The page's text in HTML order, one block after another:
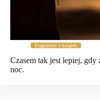
Fragmenty z książek
Czasem tak jest lepiej, gdy
noc.